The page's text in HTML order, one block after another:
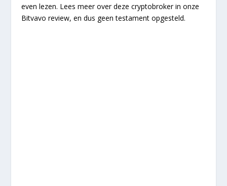
even lezen. Lees meer over deze cryptobroker in onze
Bitvavo review, en dus geen testament opgesteld.